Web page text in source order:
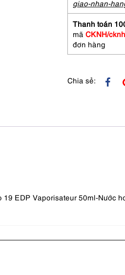
50ml-
Nước
hoa
nữ-
Đã
sử
lượng
giao-nhan-
Thanh toán
mã CKNH/cknh
đơn hàng
Chia sẻ:
EDP Vaporisateur 50ml-Nước